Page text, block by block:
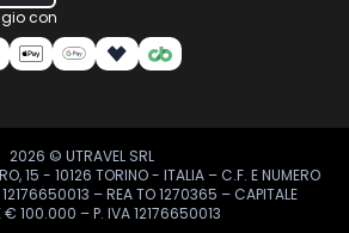
con
2026 © UTRAVEL SRL
15 - 10126 TORINO - ITALIA – C.F. E NUMERO
12176650013 – REA TO 1270365 – CAPITALE
€ 100.000 – P. IVA 12176650013